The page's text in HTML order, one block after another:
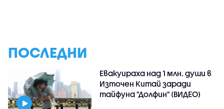
ПОСЛЕДНИ
Евакуираха над 1 млн. души в
Източен Китай заради
тайфуна "Долфин" (ВИДЕО)